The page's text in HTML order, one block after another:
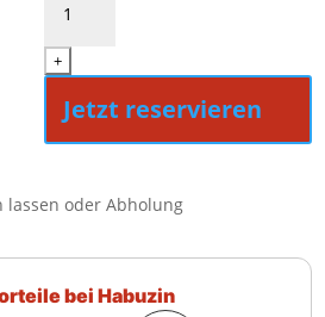
Menge
+
Jetzt reservieren
lassen oder Abholung
bei Habuzin